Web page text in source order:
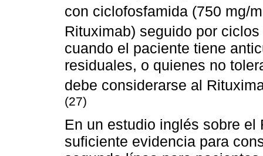
con ciclofosfamida (750 mg/m
Rituximab) seguido por
cuando el paciente tiene
residuales, o quienes no
debe considerarse al
(27)
En un estudio inglés sobre
suficiente evidencia para